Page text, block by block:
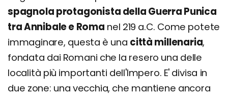
spagnola protagonista della Guerra Punica
tra Annibale e Roma nel 219 a.C. Come potete
immaginare, questa è una città millenaria,
fondata dai Romani che la resero una delle
località più importanti dell'Impero. E' divisa in
due zone: una vecchia, che mantiene ancora